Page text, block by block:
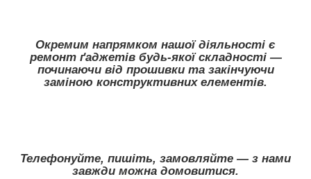
Окремим напрямком нашої діяльності є
ремонт ґаджетів будь-якої складності —
починаючи від прошивки та закінчуючи
заміною конструктивних елементів.
Телефонуйте, пишіть, замовляйте — з нами
завжди можна домовитися.